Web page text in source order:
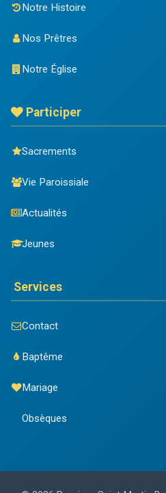
Notre Histoire
Nos Prêtres
Notre Église
Participer
Sacrements
Vie Paroissiale
Actualités
Jeunes
Services
Contact
Baptême
Mariage
Obsèques